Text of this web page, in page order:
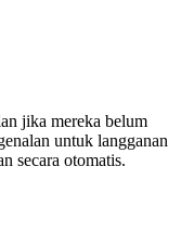
jika mereka belum
untuk langganan
secara otomatis.